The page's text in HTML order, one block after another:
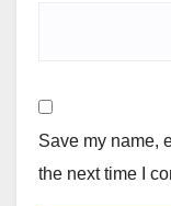
Save my name,
the next time I